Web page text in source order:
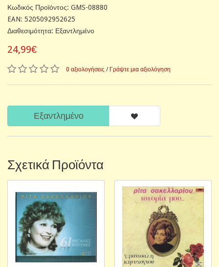
Κωδικός Προϊόντος: GMS-08880
EAN: 5205092952625
Διαθεσιμότητα: Εξαντλημένο
24,99€
0 αξιολογήσεις / Γράψτε μια αξιολόγηση
Εξαντλημένο
Σχετικά Προϊόντα